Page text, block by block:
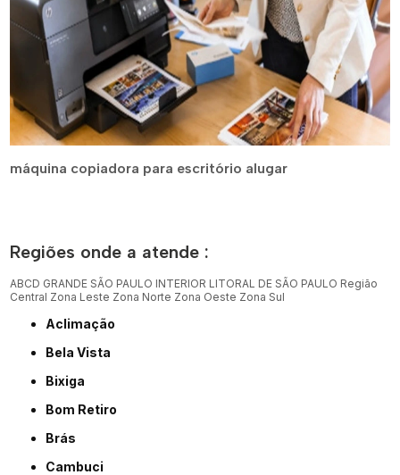
máquina copiadora para escritório alugar
Regiões onde a atende :
ABCD GRANDE SÃO PAULO INTERIOR LITORAL DE SÃO PAULO Região
Central Zona Leste Zona Norte Zona Oeste Zona Sul
Aclimação
Bela Vista
Bixiga
Bom Retiro
Brás
Cambuci